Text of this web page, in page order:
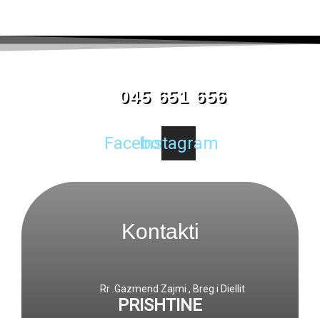
045 651 656
Facebook
Instagram
Kontakti
Rr .Gazmend Zajmi , Breg i Diellit
PRISHTINE